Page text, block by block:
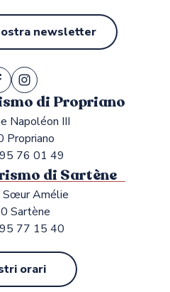
newsletter
di Propriano
Napoléon III
Propriano
76 01 49
di Sartène
Sœur Amélie
Sartène
77 15 40
orari